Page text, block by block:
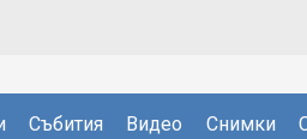
Събития Видео Снимки